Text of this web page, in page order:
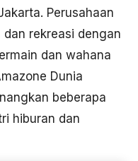
Perusahaan
rekreasi dengan
dan wahana
Dunia
beberapa
hiburan dan